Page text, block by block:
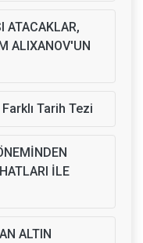
ATACAKLAR,
ALIXANOV'UN
Tarih Tezi
İLE
ALTIN